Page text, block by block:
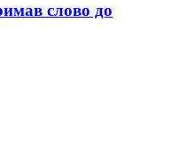
слово до